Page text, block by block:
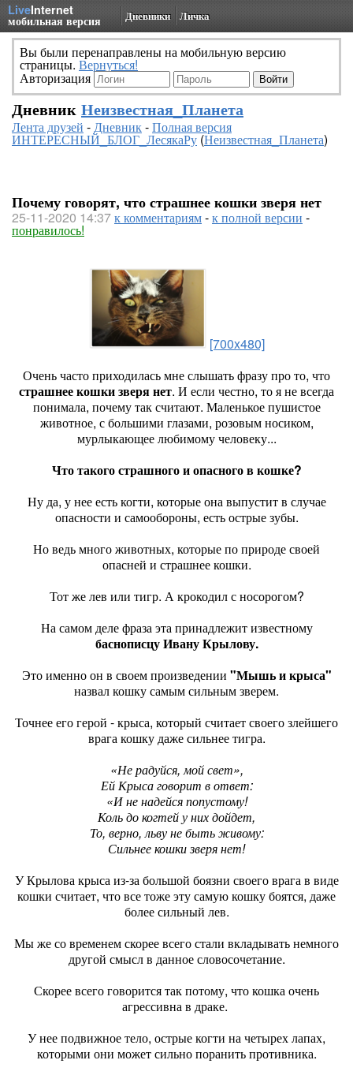
LiveInternet
мобильная версия Дневники Личка
Вы были перенаправлены на мобильную версию
страницы. Вернуться!
Авторизация
Дневник Неизвестная_Планета
Лента друзей -Дневник-Полная версия
ИНТЕРЕСНЫЙ_БЛОГ_ЛесякаРу(Неизвестная_Планета)
Почему говорят, что страшнее кошки зверя нет
25-11-2020 14:37к комментариям-к полной версии -
понравилось!
[700x480]
Очень часто приходилась мне слышать фразу про то, что
страшнее кошки зверя нет. И если честно, то я не всегда
понимала, почему так считают. Маленькое пушистое
животное, с большими глазами, розовым носиком,
мурлыкающее любимому человеку...
Что такого страшного и опасного в кошке?
Ну да, у нее есть когти, которые она выпустит в случае
опасности и самообороны, есть острые зубы.
Но ведь много животных, которые по природе своей
опасней и страшнее кошки.
Тот же лев или тигр. А крокодил с носорогом?
На самом деле фраза эта принадлежит известному
баснописцу Ивану Крылову.
Это именно он в своем произведении "Мышь и крыса"
назвал кошку самым сильным зверем.
Точнее его герой - крыса, который считает своего злейшего
врага кошку даже сильнее тигра.
«Не радуйся, мой свет»,
Ей Крыса говорит в ответ:
«И не надейся попустому!
Коль до когтей у них дойдет,
То, верно, льву не быть живому:
Сильнее кошки зверя нет!
У Крылова крыса из-за большой боязни своего врага в виде
кошки считает, что все тоже эту самую кошку боятся, даже
более сильный лев.
Мы же со временем скорее всего стали вкладывать немного
другой смысл в данное словосочетание.
Скорее всего говорится так потому, что кошка очень
агрессивна в драке.
У нее подвижное тело, острые когти на четырех лапах,
которыми они может сильно поранить противника.